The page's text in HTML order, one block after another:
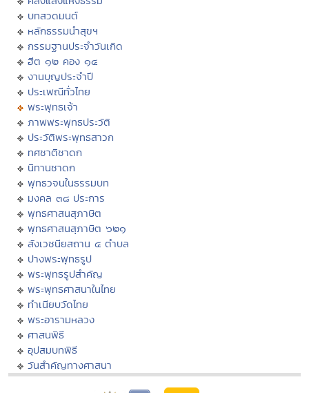
บทสวดมนต์
หลักธรรมนำสุขฯ
กรรมฐานประจำวันเกิด
ฮีต ๑๒ คอง ๑๔
งานบุญประจำปี
ประเพณีทั่วไทย
พระพุทธเจ้า
ภาพพระพุทธประวัติ
ประวัติพระพุทธสาวก
ทศชาติชาดก
นิทานชาดก
พุทธวจนในธรรมบท
มงคล ๓๘ ประการ
พุทธศาสนสุภาษิต
พุทธศาสนสุภาษิต ๖๒๑
สังเวชนียสถาน ๔ ตำบล
ปางพระพุทธรูป
พระพุทธรูปสำคัญ
พระพุทธศาสนาในไทย
ทำเนียบวัดไทย
พระอารามหลวง
ศาสนพิธี
อุปสมบทพิธี
วันสำคัญทางศาสนา